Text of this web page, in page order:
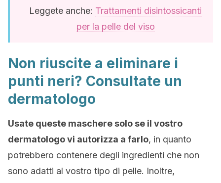
Leggete anche: Trattamenti disintossicanti
per la pelle del viso
Non riuscite a eliminare i
punti neri? Consultate un
dermatologo
Usate queste maschere solo se il vostro
dermatologo vi autorizza a farlo, in quanto
potrebbero contenere degli ingredienti che non
sono adatti al vostro tipo di pelle. Inoltre,